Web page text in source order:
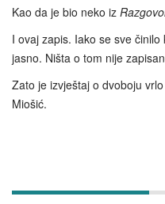
Kao da je bio neko iz
I ovaj zapis. Iako se sve
jasno. Ništa o tom nije
Zato je izvještaj o dvoboju
Miošić.